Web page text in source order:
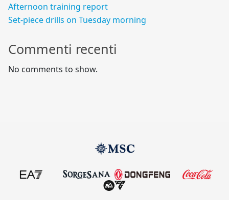
Afternoon training report
Set-piece drills on Tuesday morning
Commenti recenti
No comments to show.